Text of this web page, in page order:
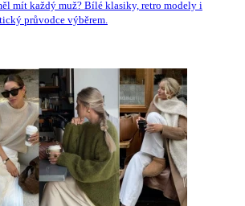
mít každý muž? Bílé klasiky, retro modely i
průvodce výběrem.